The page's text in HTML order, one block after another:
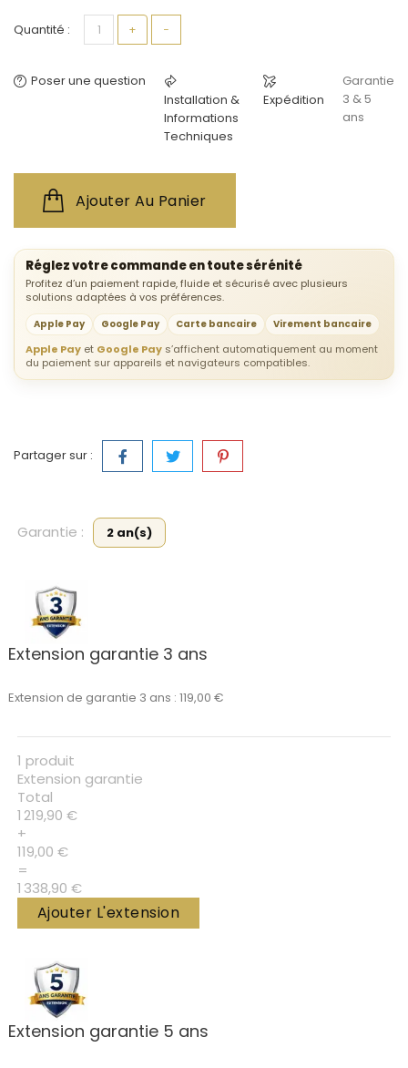
Quantité : + −
Poser une question
Installation &
Informations
Techniques
Expédition
Garantie
3 & 5
ans
Ajouter Au Panier
Réglez votre commande en toute sérénité
Profitez d’un paiement rapide, fluide et sécurisé avec plusieurs
solutions adaptées à vos préférences.
Apple Pay Google Pay Carte bancaire Virement bancaire
Apple Pay et Google Pay s’affichent automatiquement au moment
du paiement sur appareils et navigateurs compatibles.
Partager sur :
Garantie : 2 an(s)
Extension garantie 3 ans
Extension de garantie 3 ans : 119,00 €
1 produit
Extension garantie
Total
1 219,90 €
+
119,00 €
=
1 338,90 €
Ajouter L'extension
Extension garantie 5 ans